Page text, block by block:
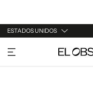
ESTADOS UNIDOS
URUGUAY
ARGENTINA